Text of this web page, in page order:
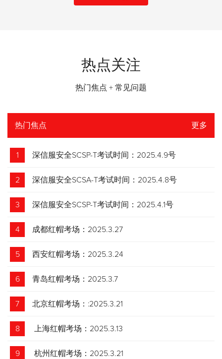
热点关注
热门焦点 + 常见问题
热门焦点 更多
1 深信服安全SCSP-T考试时间：2025.4.9号
2 深信服安全SCSA-T考试时间：2025.4.8号
3 深信服安全SCSP-T考试时间：2025.4.1号
4 成都红帽考场：2025.3.27
5 西安红帽考场：2025.3.24
6 青岛红帽考场：2025.3.7
7 北京红帽考场：:2025.3.21
8 上海红帽考场：2025.3.13
9 杭州红帽考场：2025.3.21